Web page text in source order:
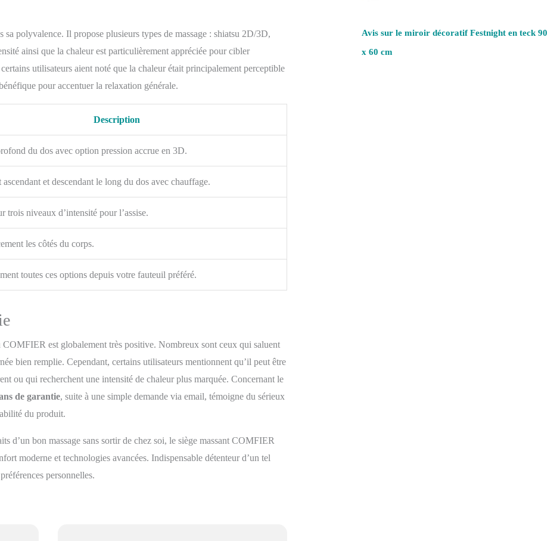
sa polyvalence. Il propose plusieurs types de massage : shiatsu 2D/3D,
ainsi que la chaleur est particulièrement appréciée pour cibler
utilisateurs aient noté que la chaleur était principalement perceptible
pour accentuer la relaxation générale.
Description
du dos avec option pression accrue en 3D.
et descendant le long du dos avec chauffage.
trois niveaux d’intensité pour l’assise.
les côtés du corps.
toutes ces options depuis votre fauteuil préféré.
COMFIER est globalement très positive. Nombreux sont ceux qui saluent
bien remplie. Cependant, certains utilisateurs mentionnent qu’il peut être
ou qui recherchent une intensité de chaleur plus marquée. Concernant le
de garantie, suite à une simple demande via email, témoigne du sérieux
du produit.
d’un bon massage sans sortir de chez soi, le siège massant COMFIER
moderne et technologies avancées. Indispensable détenteur d’un tel
personnelles.
Avis sur le miroir décoratif Festnight en teck 90
x 60 cm